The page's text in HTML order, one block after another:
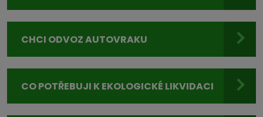
CHCI ODVOZ AUTOVRAKU
CO POTŘEBUJI K EKOLOGICKÉ LIKVIDACI